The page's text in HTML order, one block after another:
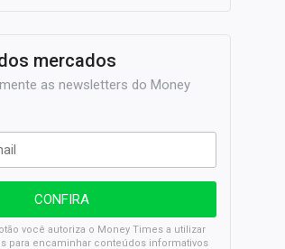
mercados
as newsletters do Money
você autoriza o Money Times a utilizar
para encaminhar conteúdos informativos